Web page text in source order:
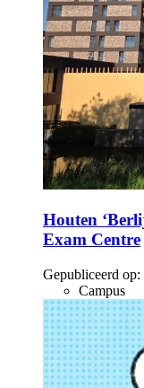
Houten
Exam Centre
Gepubliceerd op:
Campus